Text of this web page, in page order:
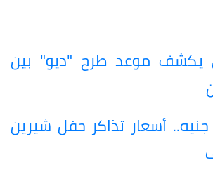
يكشف موعد طرح "ديو" بين
ألف جنيه.. أسعار تذاكر حفل شيرين